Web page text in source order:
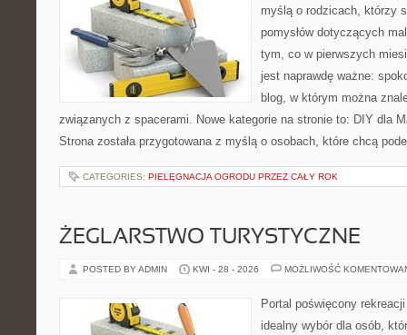
myślą o rodzicach, którzy
pomysłów dotyczących
tym, co w pierwszych
jest naprawdę ważne:
blog, w którym można
związanych z spacerami. Nowe kategorie na stronie to: DIY dla
Strona została przygotowana z myślą o osobach, które chcą
CATEGORIES: PIELĘGNACJA OGRODU PRZEZ CAŁY ROK
ŻEGLARSTWO TURYSTYCZNE
POSTED BY ADMIN KWI - 28 - 2026 MOŻLIWOŚĆ
Portal poświęcony
idealny wybór dla osób,